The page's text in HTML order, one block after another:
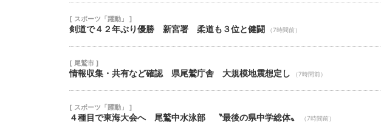
[ スポーツ「躍動」 ]
剣道で４２年ぶり優勝 新宮署 柔道も３位と健闘 （7時間前）
[ 尾鷲市 ]
情報収集・共有など確認 県尾鷲庁舎 大規模地震想定し （7時間前）
[ スポーツ「躍動」 ]
４種目で東海大会へ 尾鷲中水泳部 〝最後の県中学総体〟 （7時間前）